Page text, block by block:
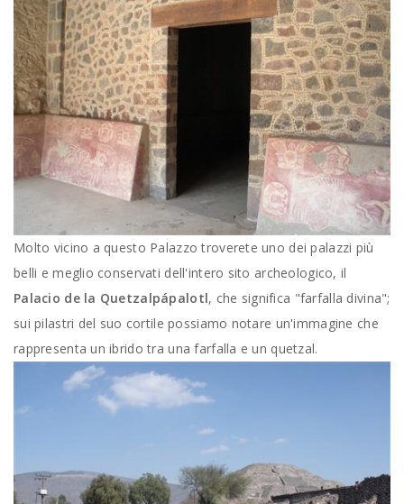
Molto vicino a questo Palazzo troverete uno dei palazzi più
belli e meglio conservati dell'intero sito archeologico, il
Palacio de la Quetzalpápalotl, che significa "farfalla divina";
sui pilastri del suo cortile possiamo notare un'immagine che
rappresenta un ibrido tra una farfalla e un quetzal.